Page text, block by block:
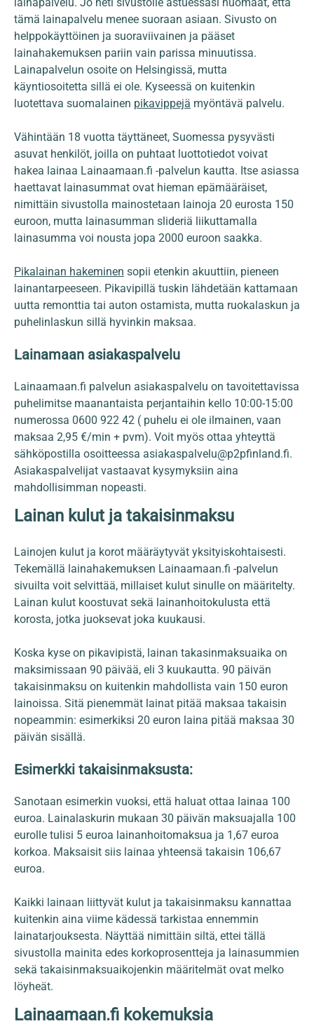
lainapalvelu. Jo heti sivustolle astuessasi huomaat, että
tämä lainapalvelu menee suoraan asiaan. Sivusto on
helppokäyttöinen ja suoraviivainen ja pääset
lainahakemuksen pariin vain parissa minuutissa.
Lainapalvelun osoite on Helsingissä, mutta
käyntiosoitetta sillä ei ole. Kyseessä on kuitenkin
luotettava suomalainen pikavippejä myöntävä palvelu.
Vähintään 18 vuotta täyttäneet, Suomessa pysyvästi
asuvat henkilöt, joilla on puhtaat luottotiedot voivat
hakea lainaa Lainaamaan.fi -palvelun kautta. Itse asiassa
haettavat lainasummat ovat hieman epämääräiset,
nimittäin sivustolla mainostetaan lainoja 20 eurosta 150
euroon, mutta lainasumman slideriä liikuttamalla
lainasumma voi nousta jopa 2000 euroon saakka.
Pikalainan hakeminen sopii etenkin akuuttiin, pieneen
lainantarpeeseen. Pikavipillä tuskin lähdetään kattamaan
uutta remonttia tai auton ostamista, mutta ruokalaskun ja
puhelinlaskun sillä hyvinkin maksaa.
Lainamaan asiakaspalvelu
Lainaamaan.fi palvelun asiakaspalvelu on tavoitettavissa
puhelimitse maanantaista perjantaihin kello 10:00-15:00
numerossa 0600 922 42 ( puhelu ei ole ilmainen, vaan
maksaa 2,95 €/min + pvm). Voit myös ottaa yhteyttä
sähköpostilla osoitteessa asiakaspalvelu@p2pfinland.fi.
Asiakaspalvelijat vastaavat kysymyksiin aina
mahdollisimman nopeasti.
Lainan kulut ja takaisinmaksu
Lainojen kulut ja korot määräytyvät yksityiskohtaisesti.
Tekemällä lainahakemuksen Lainaamaan.fi -palvelun
sivuilta voit selvittää, millaiset kulut sinulle on määritelty.
Lainan kulut koostuvat sekä lainanhoitokulusta että
korosta, jotka juoksevat joka kuukausi.
Koska kyse on pikavipistä, lainan takasinmaksuaika on
maksimissaan 90 päivää, eli 3 kuukautta. 90 päivän
takaisinmaksu on kuitenkin mahdollista vain 150 euron
lainoissa. Sitä pienemmät lainat pitää maksaa takaisin
nopeammin: esimerkiksi 20 euron laina pitää maksaa 30
päivän sisällä.
Esimerkki takaisinmaksusta:
Sanotaan esimerkin vuoksi, että haluat ottaa lainaa 100
euroa. Lainalaskurin mukaan 30 päivän maksuajalla 100
eurolle tulisi 5 euroa lainanhoitomaksua ja 1,67 euroa
korkoa. Maksaisit siis lainaa yhteensä takaisin 106,67
euroa.
Kaikki lainaan liittyvät kulut ja takaisinmaksu kannattaa
kuitenkin aina viime kädessä tarkistaa ennemmin
lainatarjouksesta. Näyttää nimittäin siltä, ettei tällä
sivustolla mainita edes korkoprosentteja ja lainasummien
sekä takaisinmaksuaikojenkin määritelmät ovat melko
löyheät.
Lainaamaan.fi kokemuksia